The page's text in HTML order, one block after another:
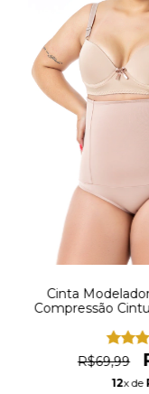
Cinta
Compressão
R$69,99
12x de